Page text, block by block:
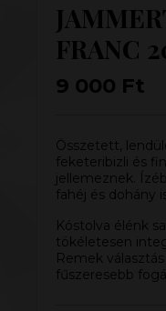
FRANC
9 000 Ft
Összetett,
feketeribizli és
jellemeznek.
fahéj és dohány
Kóstolva élénk
tökéletesen
Remek
fűszeresebb